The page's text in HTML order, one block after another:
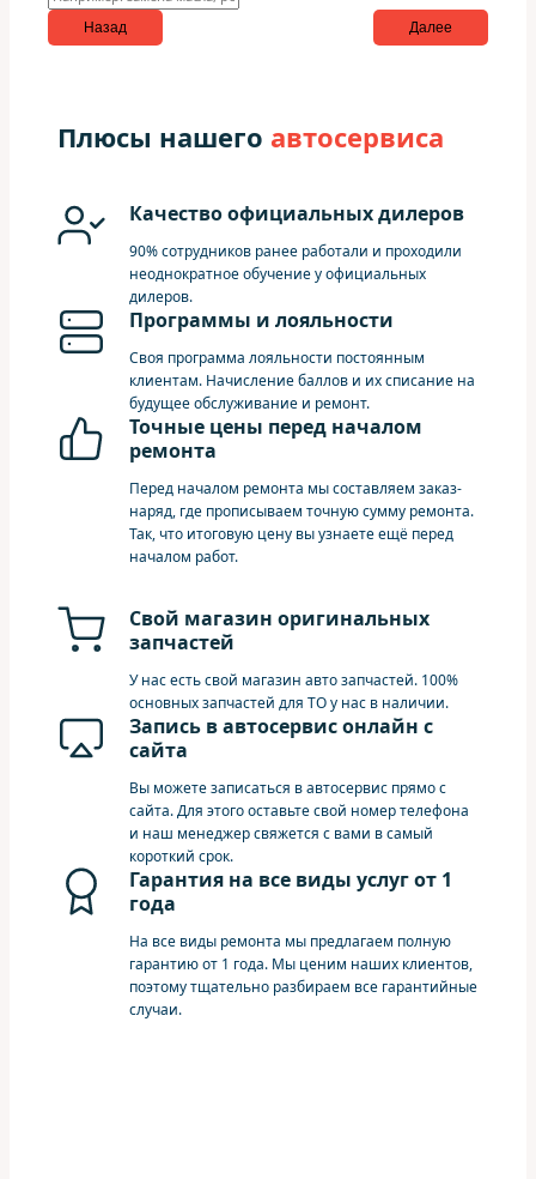
Назад Далее
Плюсы нашего автосервиса
Качество официальных дилеров
90% сотрудников ранее работали и проходили
неоднократное обучение у официальных
дилеров.
Программы и лояльности
Своя программа лояльности постоянным
клиентам. Начисление баллов и их списание на
будущее обслуживание и ремонт.
Точные цены перед началом
ремонта
Перед началом ремонта мы составляем заказ-
наряд, где прописываем точную сумму ремонта.
Так, что итоговую цену вы узнаете ещё перед
началом работ.
Свой магазин оригинальных
запчастей
У нас есть свой магазин авто запчастей. 100%
основных запчастей для ТО у нас в наличии.
Запись в автосервис онлайн с
сайта
Вы можете записаться в автосервис прямо с
сайта. Для этого оставьте свой номер телефона
и наш менеджер свяжется с вами в самый
короткий срок.
Гарантия на все виды услуг от 1
года
На все виды ремонта мы предлагаем полную
гарантию от 1 года. Мы ценим наших клиентов,
поэтому тщательно разбираем все гарантийные
случаи.